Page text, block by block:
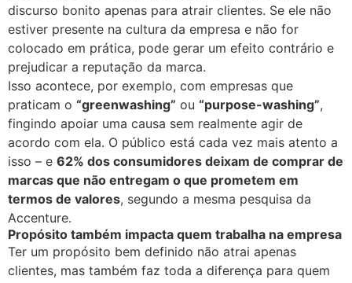
discurso bonito apenas para atrair clientes. Se ele não
estiver presente na cultura da empresa e não for
colocado em prática, pode gerar um efeito contrário e
prejudicar a reputação da marca.
Isso acontece, por exemplo, com empresas que
praticam o “greenwashing” ou “purpose-washing”,
fingindo apoiar uma causa sem realmente agir de
acordo com ela. O público está cada vez mais atento a
isso – e 62% dos consumidores deixam de comprar de
marcas que não entregam o que prometem em
termos de valores, segundo a mesma pesquisa da
Accenture.
Propósito também impacta quem trabalha na empresa
Ter um propósito bem definido não atrai apenas
clientes, mas também faz toda a diferença para quem